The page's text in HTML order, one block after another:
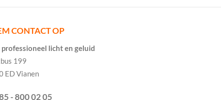
CONTACT OP
professioneel licht en geluid
199
ED Vianen
- 800 02 05